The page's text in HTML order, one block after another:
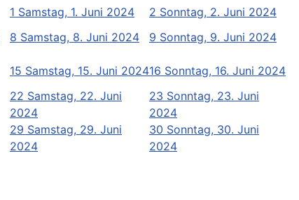
1 Samstag, 1. Juni 2024 2 Sonntag, 2. Juni 2024
8 Samstag, 8. Juni 2024 9 Sonntag, 9. Juni 2024
15 Samstag, 15. Juni 202416 Sonntag, 16. Juni 2024
22 Samstag, 22. Juni
2024
23 Sonntag, 23. Juni
2024
29 Samstag, 29. Juni
2024
30 Sonntag, 30. Juni
2024